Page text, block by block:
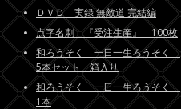
ＤＶＤ 実録 無敵道 完結編
点字名刺 『受注生産』 100枚
和ろうそく 一日一生ろうそく
5本セット 箱入り
和ろうそく 一日一生ろうそく
1本